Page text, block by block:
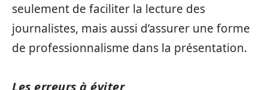
seulement de faciliter la lecture des
journalistes, mais aussi d’assurer une forme
de professionnalisme dans la présentation.
Les erreurs à éviter